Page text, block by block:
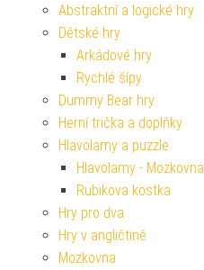
Abstraktní a logické hry
Dětské hry
Arkádové hry
Rychlé šípy
Dummy Bear hry
Herní trička a doplňky
Hlavolamy a puzzle
Hlavolamy - Mozkovna
Rubikova kostka
Hry pro dva
Hry v angličtině
Mozkovna